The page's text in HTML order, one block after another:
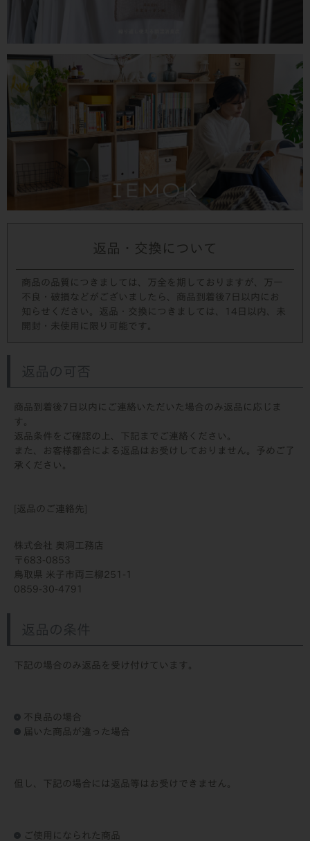
返品・交換について
商品の品質につきましては、万全を期しておりますが、万一
不良・破損などがございましたら、商品到着後7日以内にお
知らせください。返品・交換につきましては、14日以内、未
開封・未使用に限り可能です。
返品の可否
商品到着後7日以内にご連絡いただいた場合のみ返品に応じま
す。
返品条件をご確認の上、下記までご連絡ください。
また、お客様都合による返品はお受けしておりません。予めご了
承ください。
[返品のご連絡先]
株式会社 奥洞工務店
683-0853
鳥取県 米子市両三柳251-1
0859-30-4791
返品の条件
下記の場合のみ返品を受け付けています。
不良品の場合
届いた商品が違った場合
但し、下記の場合には返品等はお受けできません。
ご使用になられた商品